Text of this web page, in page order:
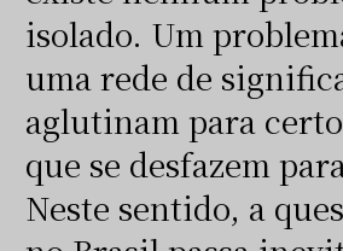
isolado. Um
uma rede de
aglutinam para
que se desfazem
Neste sentido, a